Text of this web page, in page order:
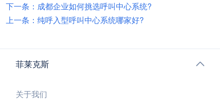
下一条：成都企业如何挑选呼叫中心系统?
上一条：纯呼入型呼叫中心系统哪家好?
菲莱克斯
关于我们